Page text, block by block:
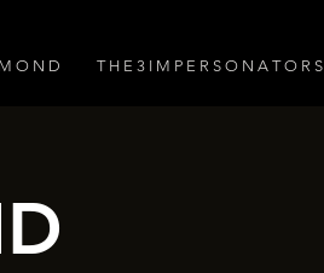
O N D T H E 3 I M P E R S O N A T O R S